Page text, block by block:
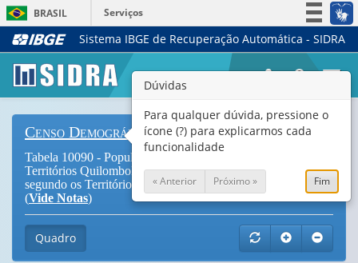
BRASIL
Serviços
Simplifique!
Legislação
Canais
Sistema IBGE de Recuperação Automática - SIDRA
Censo Demográfico
Tabela 10090 - População, total e quilombola, residente em
Territórios Quilombolas, por sexo e grupos de idade,
segundo os Territórios Quilombolas e situação do domicílio
(Vide Notas)
Quadro
Dúvidas
Para qualquer dúvida, pressione o
ícone (?) para explicarmos cada
funcionalidade
« Anterior Próximo » Fim